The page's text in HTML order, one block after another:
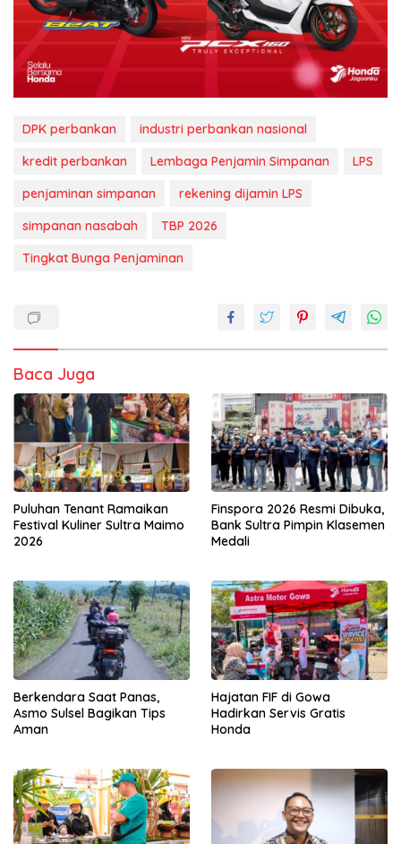
DPK perbankan
industri perbankan nasional
kredit perbankan
Lembaga Penjamin Simpanan
LPS
penjaminan simpanan
rekening dijamin LPS
simpanan nasabah
TBP 2026
Tingkat Bunga Penjaminan
Baca Juga
Puluhan Tenant Ramaikan
Festival Kuliner Sultra Maimo
2026
Finspora 2026 Resmi Dibuka,
Bank Sultra Pimpin Klasemen
Medali
Berkendara Saat Panas,
Asmo Sulsel Bagikan Tips
Aman
Hajatan FIF di Gowa
Hadirkan Servis Gratis
Honda